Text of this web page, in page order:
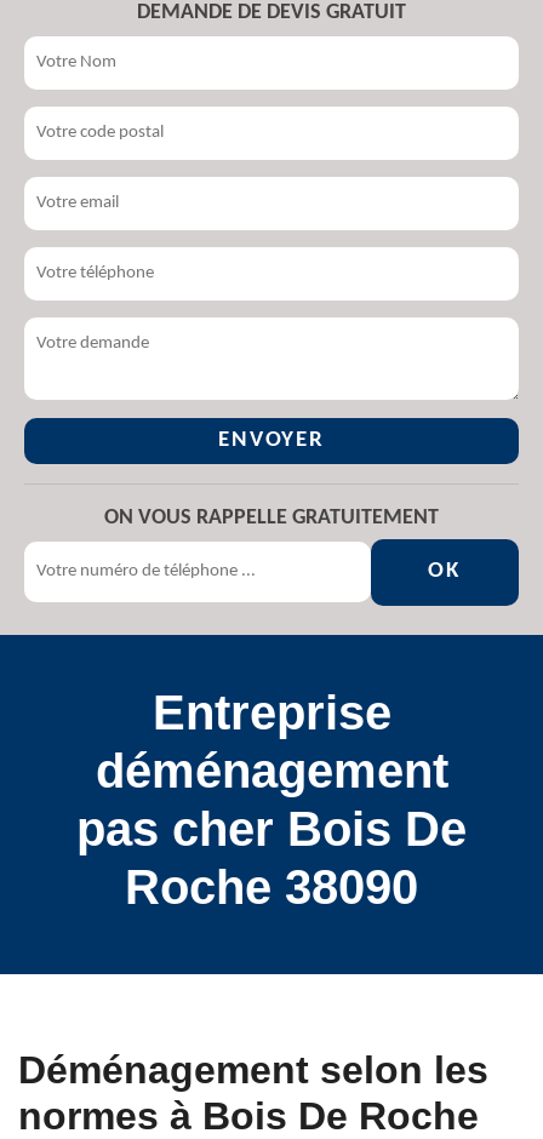
DEMANDE DE DEVIS GRATUIT
ON VOUS RAPPELLE GRATUITEMENT
Entreprise
déménagement
pas cher Bois De
Roche 38090
Déménagement selon les
normes à Bois De Roche